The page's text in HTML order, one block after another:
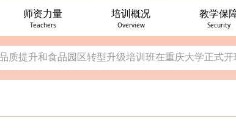
师资力量
Teachers
培训概况
Overview
教学保
Security
员干部“不忘初心、牢记使命”党政教育培训班在重庆
质提升和食品园区转型升级培训班在重庆大学正式开
部宣传技能培训班在重庆大学公共管理学院开班
县、重庆市巫山县竹贤乡2022年第一批“双百培养